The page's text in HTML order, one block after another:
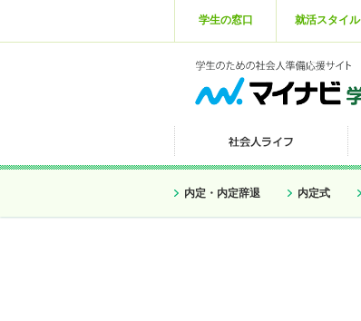
学生の窓口 就活スタイル
内定・内定辞退 内定式